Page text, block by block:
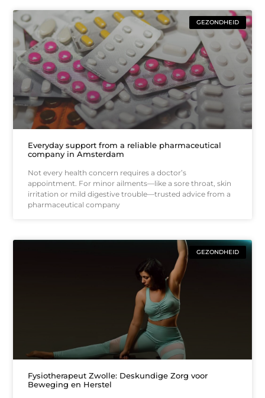
GEZONDHEID
Everyday support from a reliable pharmaceutical
company in Amsterdam
Not every health concern requires a doctor’s
appointment. For minor ailments—like a sore throat, skin
irritation or mild digestive trouble—trusted advice from a
pharmaceutical company
GEZONDHEID
Fysiotherapeut Zwolle: Deskundige Zorg voor
Beweging en Herstel